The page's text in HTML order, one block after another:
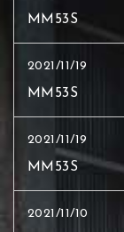
MM53S
2021/11/19
MM53S
2021/11/19
MM53S
2021/11/10